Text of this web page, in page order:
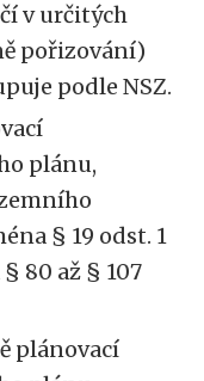
v určitých
pořizování)
podle NSZ.
plánu,
§ 19 odst. 1
80 až § 107
plánovací